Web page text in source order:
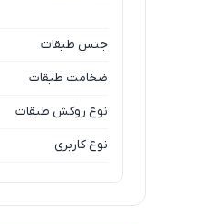
جنس طبقات
ضخامت طبقات
نوع روکش طبقات
نوع کاربری